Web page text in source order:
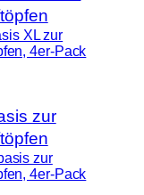
XL zur
4er-Pack
zur
4er-Pack